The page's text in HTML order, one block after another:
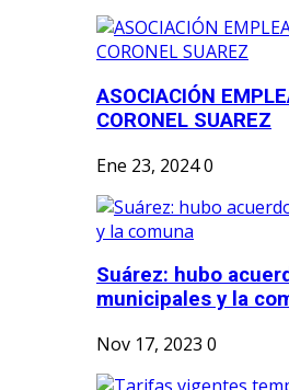
ASOCIACIÓN
CORONEL SUAREZ
Ene 23, 20240
Suárez: hubo
municipales y la
Nov 17, 2023 0